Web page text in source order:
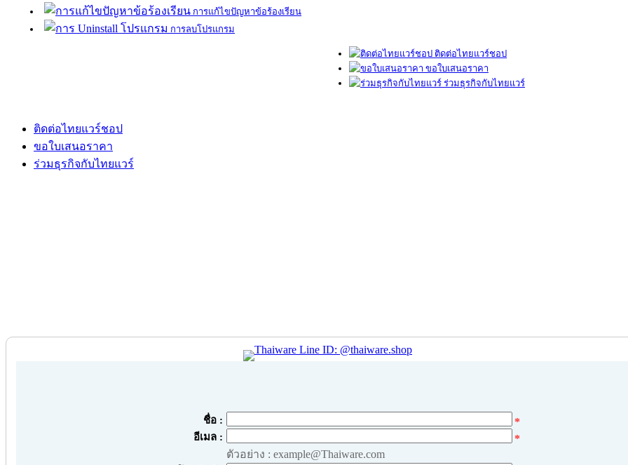
การแก้ไขปัญหาข้อร้องเรียน
การลบโปรแกรม
ติดต่อไทยแวร์ชอป
ขอใบเสนอราคา
ร่วมธุรกิจกับไทยแวร์
ติดต่อไทยแวร์ชอป
ขอใบเสนอราคา
ร่วมธุรกิจกับไทยแวร์
ชื่อ : *
อีเมล :
*
ตัวอย่าง : example@Thaiware.com